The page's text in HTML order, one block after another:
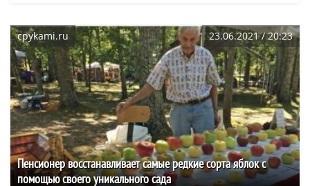
cpykami.ru 23.06.2021 / 20:23
Пенсионер восстанавливает самые редкие сорта яблок с
помощью своего уникального сада